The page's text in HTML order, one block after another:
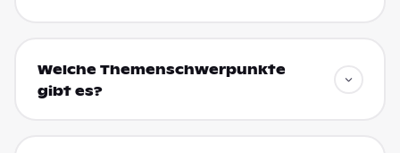
Welche Themenschwerpunkte
gibt es?